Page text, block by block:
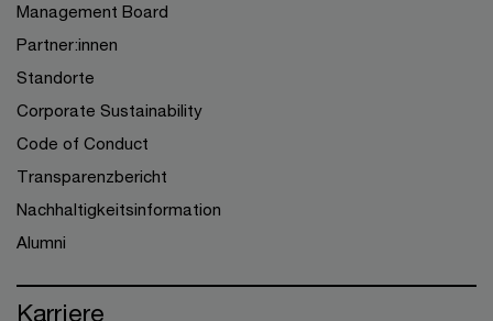
Management Board
Partner:innen
Standorte
Corporate Sustainability
Code of Conduct
Transparenzbericht
Nachhaltigkeitsinformation
Alumni
Karriere